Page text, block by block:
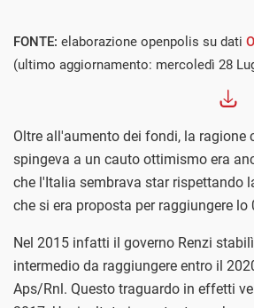
FONTE: elaborazione openpolis su dati
(ultimo aggiornamento: mercoledì 28
Oltre all'aumento dei fondi, la ragione
spingeva a un cauto ottimismo era
che l'Italia sembrava star rispettando
che si era proposta per raggiungere lo
Nel 2015 infatti il governo Renzi
intermedio da raggiungere entro il
Aps/Rnl. Questo traguardo in effetti